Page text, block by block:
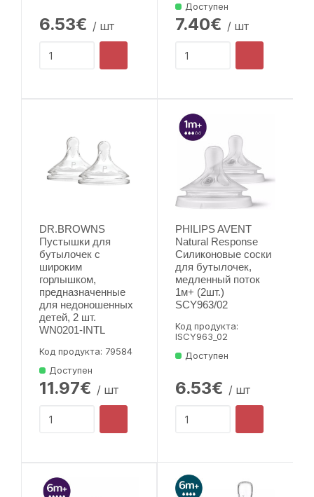
6.53€ / шт
Доступен
7.40€ / шт
DR.BROWNS
Пустышки для
бутылочек с
широким
горлышком,
предназначенные
для недоношенных
детей, 2 шт.
WN0201-INTL
Код продукта: 79584
Доступен
11.97€ / шт
PHILIPS AVENT
Natural Response
Силиконовые соски
для бутылочек,
медленный поток
1м+ (2шт.)
SCY963/02
Код продукта:
lSCY963_02
Доступен
6.53€ / шт